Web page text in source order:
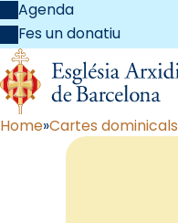
Agenda
Fes un donatiu
Home Cartes dominicals